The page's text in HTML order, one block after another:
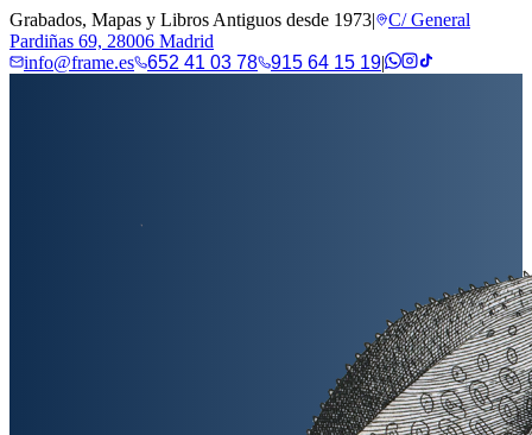
Grabados, Mapas y Libros Antiguos desde 1973|
C/ General
Pardiñas 69, 28006 Madrid
info@frame.es
652 41 03 78 915 64 15 19|